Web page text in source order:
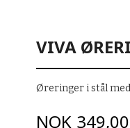
VIVA
Øreringer i stål
Pris
NOK 349,00